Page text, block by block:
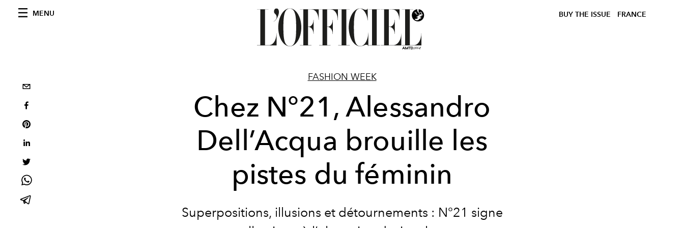
MENU BUY THE ISSUE FRANCE
FASHION WEEK
Chez N°21, Alessandro
Dell’Acqua brouille les
pistes du féminin
Superpositions, illusions et détournements : N°21 signe